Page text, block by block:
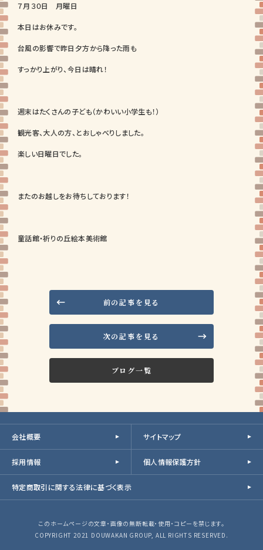
７月３０日 月曜日
本日はお休みです。
台風の影響で昨日夕方から降った雨も
すっかり上がり、今日は晴れ！
週末はたくさんの子ども（かわいい小学生も！）
観光客、大人の方、とおしゃべりしました。
楽しい日曜日でした。
またのお越しをお待ちしております！
童話館・祈りの丘絵本美術館
前の記事を見る
ブログ一覧
次の記事を見る
会社概要 サイトマップ
採用情報 個人情報保護方針
特定商取引に関する法律に基づく表示
このホームページの文章・画像の無断転載・使用・コピーを禁じます。
COPYRIGHT 2021 DOUWAKAN GROUP, ALL RIGHTS RESERVED.